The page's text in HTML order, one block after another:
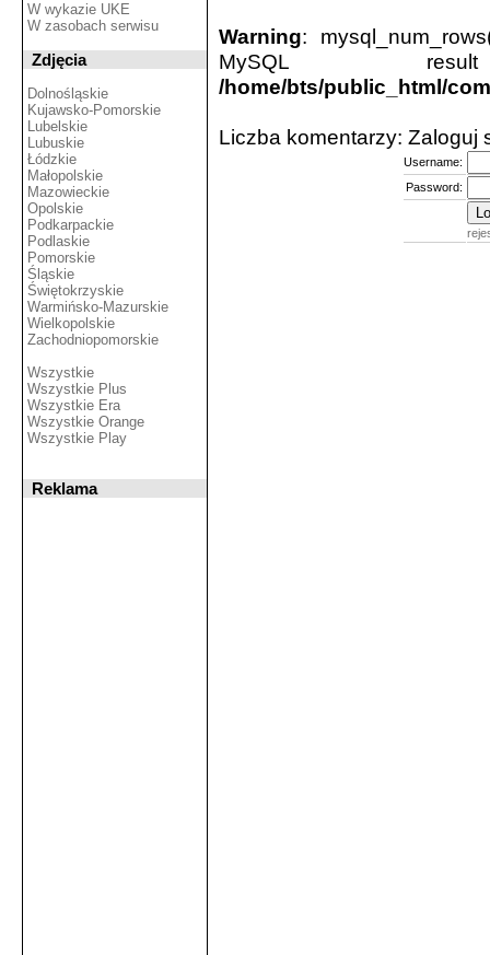
Warning:
MySQL
/home/bts/public_html/
Liczba komentarzy: Zaloguj
Username:
Password:
W wykazie UKE
W zasobach serwisu
Zdjęcia
Dolnośląskie
Kujawsko-Pomorskie
Lubelskie
Lubuskie
Łódzkie
Małopolskie
Mazowieckie
Opolskie
Podkarpackie
Podlaskie
Pomorskie
Śląskie
Świętokrzyskie
Warmińsko-Mazurskie
Wielkopolskie
Zachodniopomorskie
Wszystkie
Wszystkie Plus
Wszystkie Era
Wszystkie Orange
Wszystkie Play
Reklama